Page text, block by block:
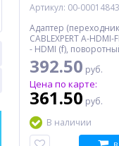
Артикул: 00-00014843
Адаптер
CABLEXPERT A-HDMI-
- HDMI (f),
позолоченные
392.50 руб.
Цена по карте:
361.50 руб.
В наличии